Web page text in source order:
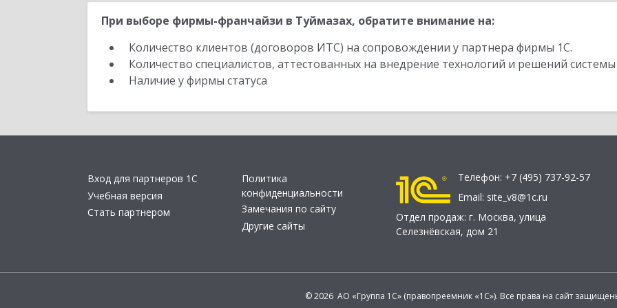
При выборе фирмы-франчайзи в Туймазах, обратите внимание на:
Количество клиентов (договоров ИТС) на сопровождении у партнера фирмы 1С.
Количество специалистов, аттестованных на внедрение технологий и решений
Наличие у фирмы статуса
Вход для партнеров 1С
Учебная версия
Стать партнером
Политика
конфиденциальности
Замечания по сайту
Другие сайты
Телефон: +7 (495) 737-92-57
Email: site_v8@1c.ru
Отдел продаж: г. Москва, улица
Селезнёвская, дом 21
© 2026 АО «Группа 1С» (правопреемник «1С»). Все права на сайт